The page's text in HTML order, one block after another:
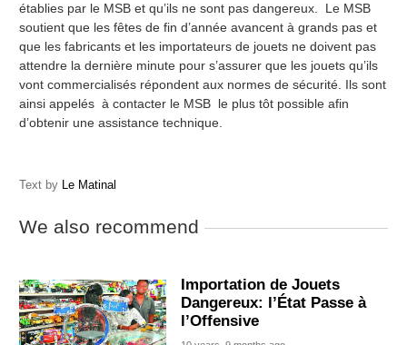
établies par le MSB et qu’ils ne sont pas dangereux. Le MSB
soutient que les fêtes de fin d’année avancent à grands pas et
que les fabricants et les importateurs de jouets ne doivent pas
attendre la dernière minute pour s’assurer que les jouets qu’ils
vont commercialisés répondent aux normes de sécurité. Ils sont
ainsi appelés à contacter le MSB le plus tôt possible afin
d’obtenir une assistance technique.
Text by Le Matinal
We also recommend
Importation de Jouets
Dangereux: l’État Passe à
l’Offensive